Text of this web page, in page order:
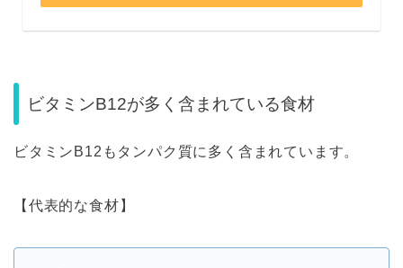
ビタミンB12が多く含まれている食材
ビタミンB12もタンパク質に多く含まれています。
【代表的な食材】